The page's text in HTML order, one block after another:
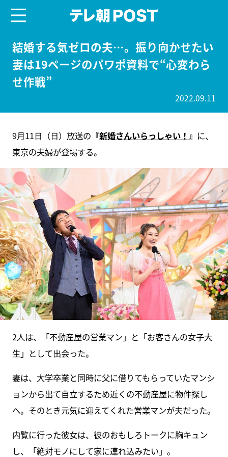
結婚する気ゼロの夫…。振り向かせたい
妻は19ページのパワポ資料で“心変わら
せ作戦”
2022.09.11
9月11日（日）放送の 『新婚さんいらっしゃい！ 』 に、
東京の夫婦が登場する。
2人は、「不動産屋の営業マン」と「お客さんの女子大
生」として出会った。
妻は、大学卒業と同時に父に借りてもらっていたマンシ
ョンから出て自立するため近くの不動産屋に物件探し
へ。そのとき元気に迎えてくれた営業マンが夫だった。
内覧に行った彼女は、彼のおもしろトークに胸キュン
し、「絶対モノにして家に連れ込みたい」。